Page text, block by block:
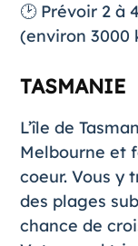
🕑 Prévoir 2 à
(environ 3000
TASMANIE
L’île de
Melbourne et
coeur. Vous y
des plages
chance de